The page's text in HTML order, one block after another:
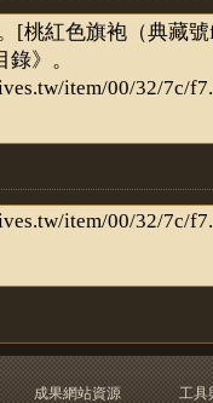
成果網站資源
工具